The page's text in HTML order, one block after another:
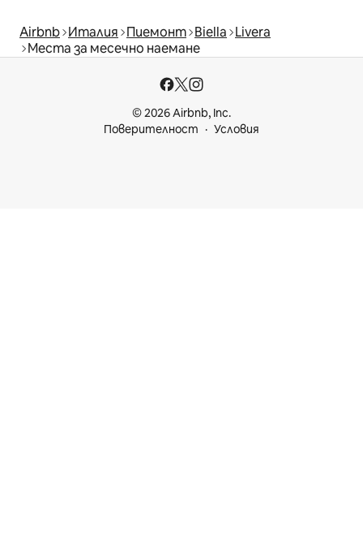
Airbnb Италия Пиемонт Biella Livera
Места за месечно наемане
© 2026 Airbnb, Inc.
Поверителност
Условия